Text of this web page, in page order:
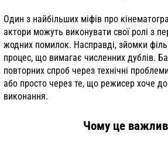
Один з найбільших міфів про
актори можуть виконувати свої ролі з
жодних помилок. Насправді, зйомки
процес, що вимагає численних дублів.
повторних спроб через технічні
або просто через те, що режисер хоче
виконання.
Чому це